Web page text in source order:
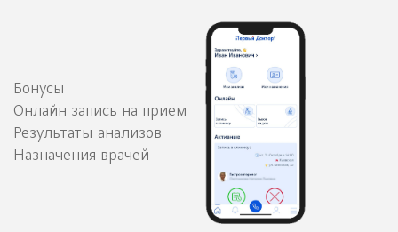
Бонусы
Онлайн запись на прием
Результаты анализов
Назначения врачей